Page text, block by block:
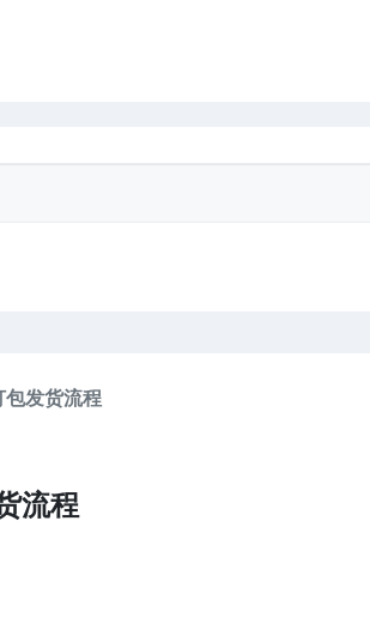
包发货流程
流程